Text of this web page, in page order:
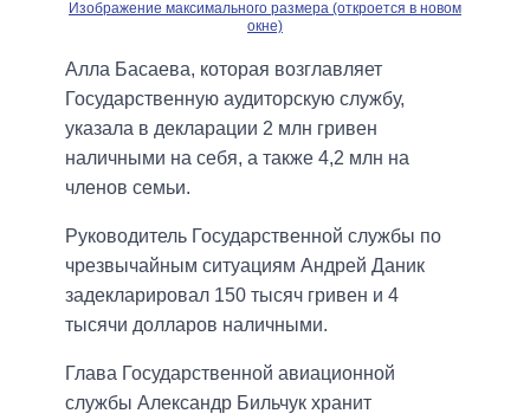
Изображение максимального размера (откроется в новом
окне)
Алла Басаева, которая возглавляет
Государственную аудиторскую службу,
указала в декларации 2 млн гривен
наличными на себя, а также 4,2 млн на
членов семьи.
Руководитель Государственной службы по
чрезвычайным ситуациям Андрей Даник
задекларировал 150 тысяч гривен и 4
тысячи долларов наличными.
Глава Государственной авиационной
службы Александр Бильчук хранит